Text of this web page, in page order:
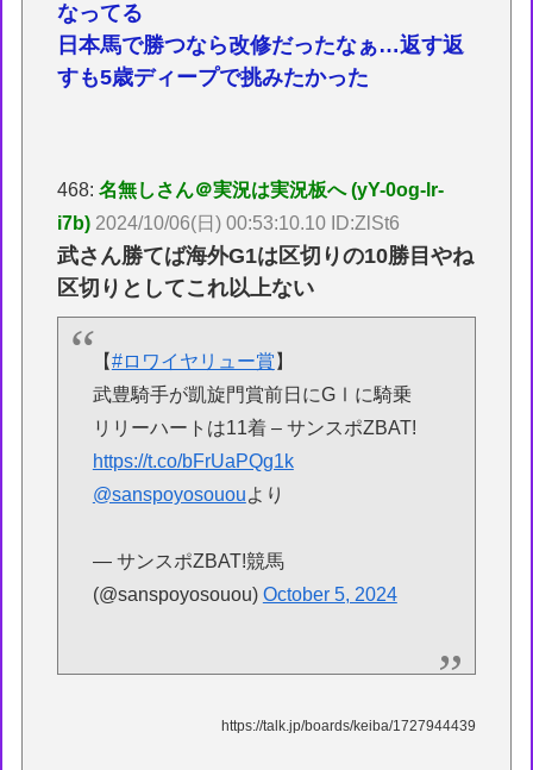
なってる
日本馬で勝つなら改修だったなぁ…返す返
すも5歳ディープで挑みたかった
468:名無しさん＠実況は実況板へ (yY-0og-lr-
i7b) 2024/10/06(日) 00:53:10.10 ID:ZlSt6
武さん勝てば海外G1は区切りの10勝目やね
区切りとしてこれ以上ない
【#ロワイヤリュー賞 】
武豊騎手が凱旋門賞前日にGⅠに騎乗
リリーハートは11着 – サンスポZBAT!
https://t.co/bFrUaPQg1k
@sanspoyosououより
— サンスポZBAT!競馬
(@sanspoyosouou) October 5, 2024
https://talk.jp/boards/keiba/1727944439